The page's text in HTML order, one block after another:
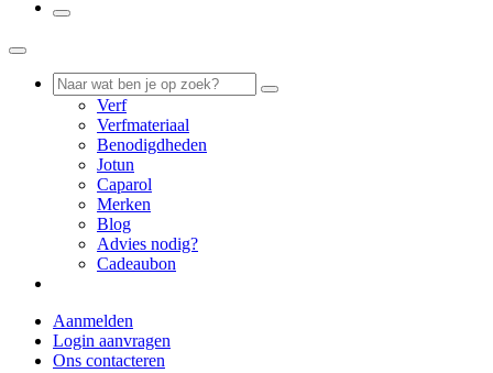
Verf
Verfmateriaal
Benodigdheden
Jotun
Caparol
Merken
Blog
Advies nodig?
Cadeaubon
Aanmelden
Login aanvragen
Ons contacteren